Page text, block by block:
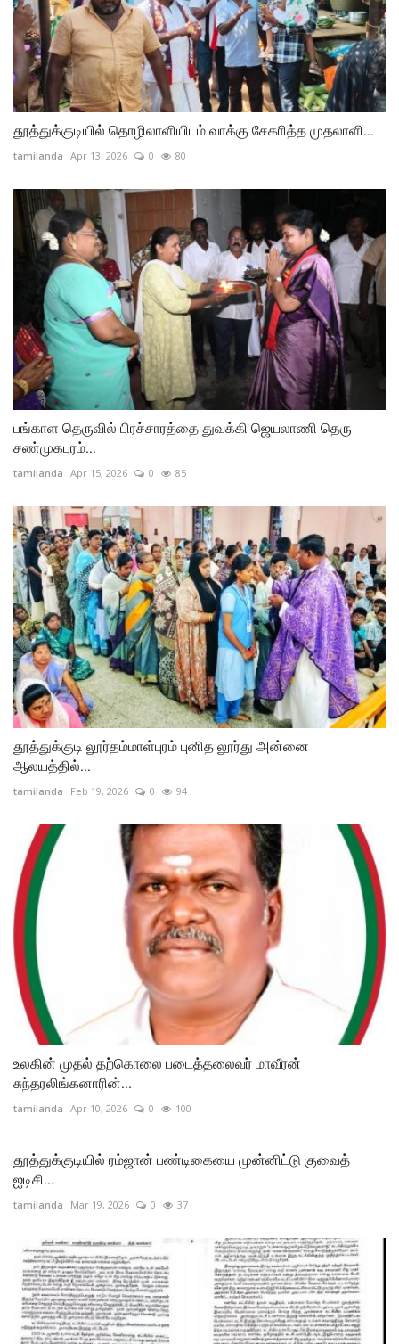
தூத்துக்குடியில் தொழிலாளியிடம் வாக்கு சேகாித்த முதலாளி...
tamilanda Apr 13, 2026 0 80
பங்காள தெருவில் பிரச்சாரத்தை துவக்கி ஜெயலாணி தெரு
சண்முகபுரம்...
tamilanda Apr 15, 2026 0 85
தூத்துக்குடி லூர்தம்மாள்புரம் புனித லூர்து அன்னை
ஆலயத்தில்...
tamilanda Feb 19, 2026 0 94
உலகின் முதல் தற்கொலை படைத்தலைவர் மாவீரன்
சுந்தரலிங்கனாரின்...
tamilanda Apr 10, 2026 0 100
தூத்துக்குடியில் ரம்ஜான் பண்டிகையை முன்னிட்டு குவைத்
ஐடிசி...
tamilanda Mar 19, 2026 0 37